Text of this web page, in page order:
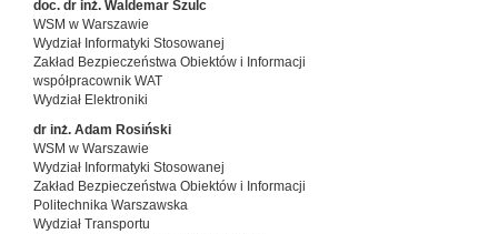
doc. dr inż. Waldemar Szulc
WSM w Warszawie
Wydział Informatyki Stosowanej
Zakład Bezpieczeństwa Obiektów i Informacji
współpracownik WAT
Wydział Elektroniki
dr inż. Adam Rosiński
WSM w Warszawie
Wydział Informatyki Stosowanej
Zakład Bezpieczeństwa Obiektów i Informacji
Politechnika Warszawska
Wydział Transportu